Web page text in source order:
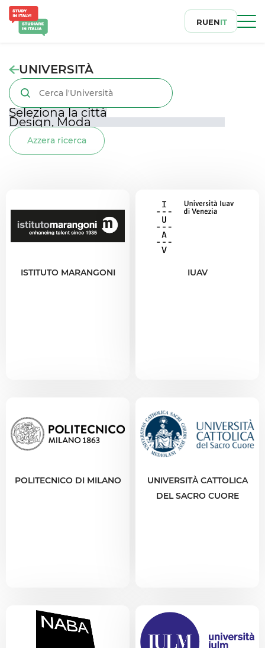
RUENIT
UNIVERSITÀ
Azzera ricerca
ISTITUTO MARANGONI IUAV
POLITECNICO DI MILANO
UNIVERSITÀ CATTOLICA
DEL SACRO CUORE